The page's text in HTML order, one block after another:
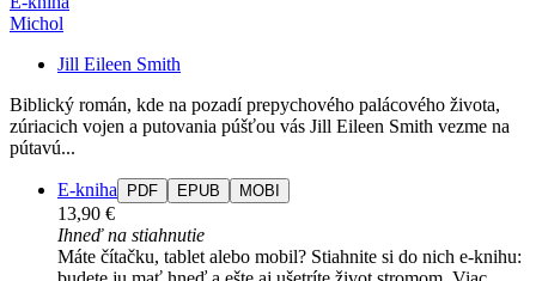
Michol
Jill Eileen Smith
Biblický román, kde na pozadí prepychového palácového života,
zúriacich vojen a putovania púšťou vás Jill Eileen Smith vezme na
pútavú...
E-kniha PDF EPUB MOBI
13,90 €
Ihneď na stiahnutie
Máte čítačku, tablet alebo mobil? Stiahnite si do nich e-knihu: